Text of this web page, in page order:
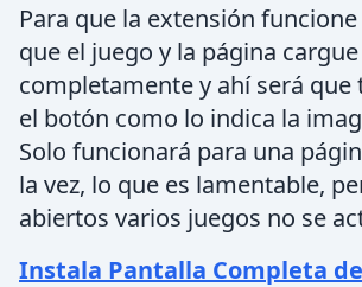
Para que la extensión
que el juego y la página cargue
completamente y ahí será que
el botón como lo indica la
Solo funcionará para una
la vez, lo que es lamentable,
abiertos varios juegos no se
Instala Pantalla Completa